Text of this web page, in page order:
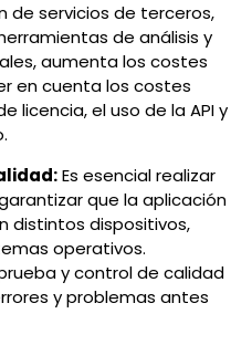
de servicios de terceros,
de análisis y
aumenta los costes
en cuenta los costes
licencia, el uso de la API y
Es esencial realizar
que la aplicación
distintos dispositivos,
operativos.
y control de calidad
y problemas antes